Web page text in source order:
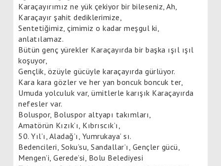
Karaçayırımız ne yük çekiyor bir bileseniz, Ah,
Karaçayır şahit dediklerimize,
Sentetiğimiz, çimimiz o kadar meşgul ki,
anlatılamaz.
Bütün genç yürekler Karaçayırda bir başka ışıl ışıl
koşuyor,
Gençlik, özüyle gücüyle karaçayırda gürlüyor.
Kara kara gözler ve her yan boncuk boncuk ter,
Umuda yolculuk var, ümitlerle karışık Karaçayırda
nefesler var.
Boluspor, Boluspor altyapı takımları,
Amatörün Kızık’ı, Kıbrıscık’ı,
50. Yıl’ı, Aladağ’ı, Yumrukaya’ sı.
Bedencileri, Soku’su, Sandallar’ı, Gençler gücü,
Mengen’i, Gerede’si, Bolu Belediyesi